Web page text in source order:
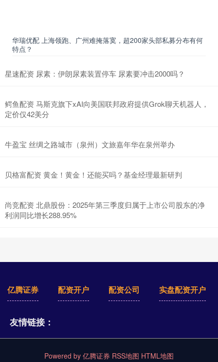
华瑞优配 上海领跑、广州难掩落寞，超200家头部私募分布有何
特点？
星速配资 尿素：伊朗尿素装置停车 尿素要冲击2000吗？
鳄鱼配资 马斯克旗下xAI向美国联邦政府提供Grok聊天机器人，
定价仅42美分
牛盈宝 丝绸之路城市（泉州）文旅嘉年华在泉州举办
贝格富配资 黄金！黄金！还能买吗？基金经理最新研判
尚竞配资 北鼎股份：2025年第三季度归属于上市公司股东的净
利润同比增长288.95%
亿腾证券 配资开户 配资公司 实盘配资开户
友情链接：
Powered by 亿腾证券 RSS地图 HTML地图